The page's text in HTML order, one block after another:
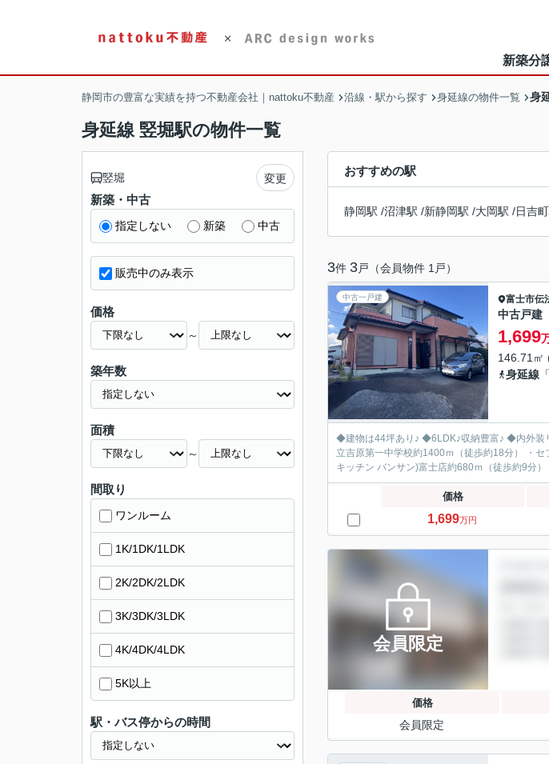
新築分
静岡市の豊富な実績を持つ不動産会社｜nattoku不動産 沿線・駅から探す 身延線の物件一覧 身
身延線 竪堀駅の物件一覧
おすすめの駅
静岡駅 /沼津駅 /新静岡駅 /大岡駅 /日吉
3件 3戸（会員物件 1戸）
中古一戸建 富士市伝
中古戸建
1,699
146.71㎡
身延線 「
◆建物は44坪あり♪ ◆6LDK♪収納豊富♪ ◆内外装
立吉原第一中学校約1400ｍ（徒歩約18分） ・
キッチン バンサン)富士店約680ｍ（徒歩約9分
価格
1,699万円
会員限定
価格
会員限定
竪堀 変更
新築・中古
指定しない 新築 中古
販売中のみ表示
価格
～
築年数
面積
～
間取り
ワンルーム
1K/1DK/1LDK
2K/2DK/2LDK
3K/3DK/3LDK
4K/4DK/4LDK
5K以上
駅・バス停からの時間